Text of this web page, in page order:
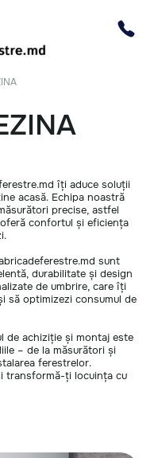
îți aduce soluții
acasă. Echipa noastră
precise, astfel
confortul și eficiența
sunt
durabilitate și design
de umbrire, care îți
să optimizezi consumul de
de achiziție și montaj este
– de la măsurători și
ferestrelor.
transformă-ți locuința cu